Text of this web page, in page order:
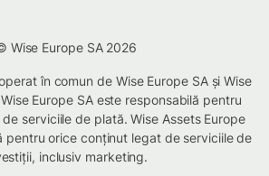
Wise Europe SA 2026
în comun de Wise Europe SA și Wise
Europe SA este responsabilă pentru
serviciile de plată. Wise Assets Europe
pentru orice conținut legat de serviciile de
inclusiv marketing.